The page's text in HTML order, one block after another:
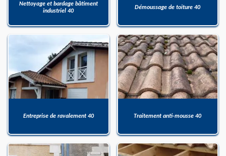
Nettoyage et bardage bâtiment
industriel 40
Démoussage de toiture 40
Entreprise de ravalement 40 Traitement anti-mousse 40